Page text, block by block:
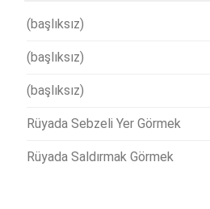
(başlıksız)
(başlıksız)
(başlıksız)
Rüyada Sebzeli Yer Görmek
Rüyada Saldırmak Görmek